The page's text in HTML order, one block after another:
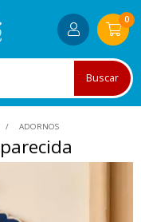
Buscar
0
ADORNOS